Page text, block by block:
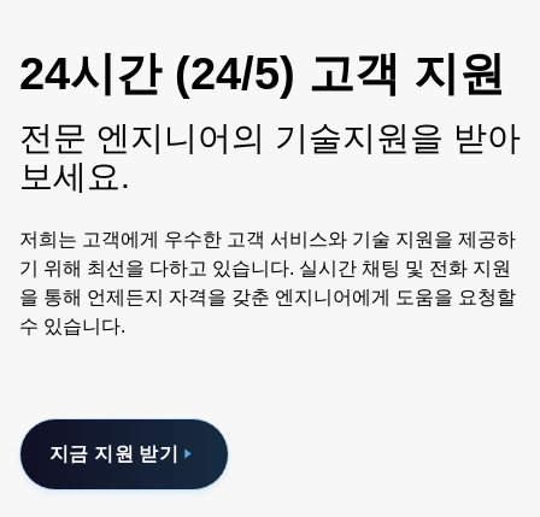
24시간 (24/5) 고객 지원
전문 엔지니어의 기술지원을 받아
보세요.
저희는 고객에게 우수한 고객 서비스와 기술 지원을 제공하
기 위해 최선을 다하고 있습니다. 실시간 채팅 및 전화 지원
을 통해 언제든지 자격을 갖춘 엔지니어에게 도움을 요청할
수 있습니다.
지금 지원 받기